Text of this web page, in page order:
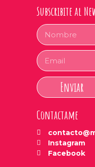
Subscribite al
Enviar
Contactame
Instagram
Facebook